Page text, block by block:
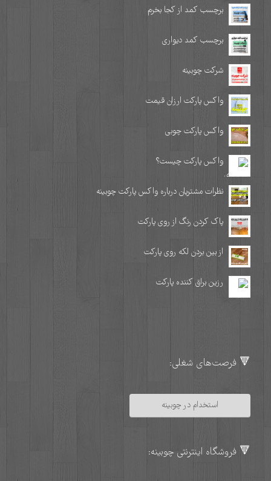
برچسب کمد از کجا بخرم
برچسب کمد دیواری
شرکت چوبینه
واکس پارکت ارزان قیمت
واکس پارکت چوبی
واکس پارکت چیست؟
نظرات مشتریان درباره واکس پارکت چوبینه
پاک کردن رنگ از روی پارکت
از بین بردن لکه روی پارکت
رزین براق کننده پارکت
🔻 فرصت‌های شغلی:
استخدام در چوبینه
🔻 فروشگاه اینترنتی چوبینه: